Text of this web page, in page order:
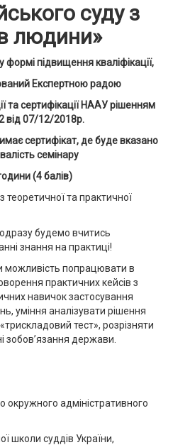
суду з
людини»
формі підвищення кваліфікації,
Експертною радою
та сертифікації НААУ рішенням
від 07/12/2018р.
сертифікат, де буде вказано
семінару
(4балів)
теоретичної та практичної
будемо вчитись
знання на практиці!
можливість попрацювати в
практичних кейсів з
навичок застосування
уміння аналізувати рішення
тест», розрізняти
зобов’язання держави.
окружного адміністративного
школи суддів України,